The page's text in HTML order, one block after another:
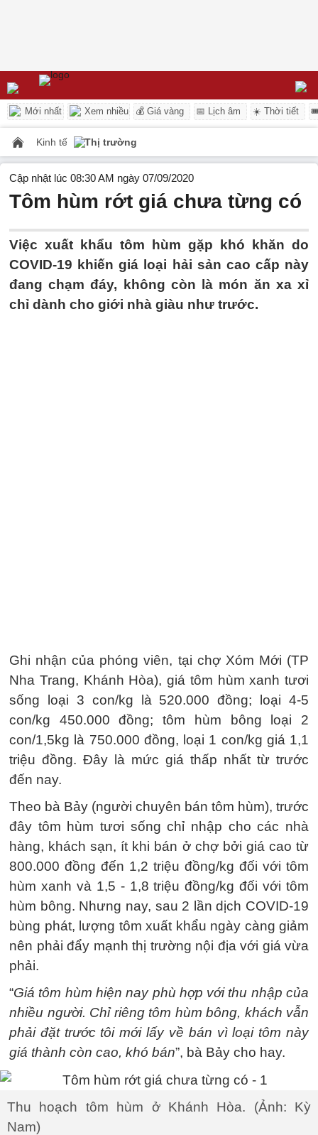
Mới nhất Xem nhiều 💰 Giá vàng 📅 Lịch âm ☀️ Thời tiết
Kinh tế Thị trường
Cập nhật lúc 08:30 AM ngày 07/09/2020
Tôm hùm rớt giá chưa từng có
Việc xuất khẩu tôm hùm gặp khó khăn do
COVID-19 khiến giá loại hải sản cao cấp này
đang chạm đáy, không còn là món ăn xa xỉ
chỉ dành cho giới nhà giàu như trước.
Ghi nhận của phóng viên, tại chợ Xóm Mới (TP
Nha Trang, Khánh Hòa), giá tôm hùm xanh tươi
sống loại 3 con/kg là 520.000 đồng; loại 4-5
con/kg 450.000 đồng; tôm hùm bông loại 2
con/1,5kg là 750.000 đồng, loại 1 con/kg giá 1,1
triệu đồng. Đây là mức giá thấp nhất từ trước
đến nay.
Theo bà Bảy (người chuyên bán tôm hùm), trước
đây tôm hùm tươi sống chỉ nhập cho các nhà
hàng, khách sạn, ít khi bán ở chợ bởi giá cao từ
800.000 đồng đến 1,2 triệu đồng/kg đối với tôm
hùm xanh và 1,5 - 1,8 triệu đồng/kg đối với tôm
hùm bông. Nhưng nay, sau 2 lần dịch COVID-19
bùng phát, lượng tôm xuất khẩu ngày càng giảm
nên phải đẩy mạnh thị trường nội địa với giá vừa
phải.
“Giá tôm hùm hiện nay phù hợp với thu nhập của
nhiều người. Chỉ riêng tôm hùm bông, khách vẫn
phải đặt trước tôi mới lấy về bán vì loại tôm này
giá thành còn cao, khó bán”, bà Bảy cho hay.
Thu hoạch tôm hùm ở Khánh Hòa. (Ảnh: Kỳ
Nam)